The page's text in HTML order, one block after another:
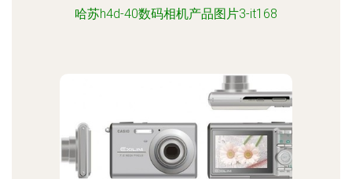
哈苏h4d-40数码相机产品图片3-it168